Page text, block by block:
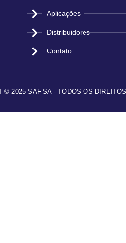
Aplicações
Distribuidores
Contato
© 2025 SAFISA - TODOS OS